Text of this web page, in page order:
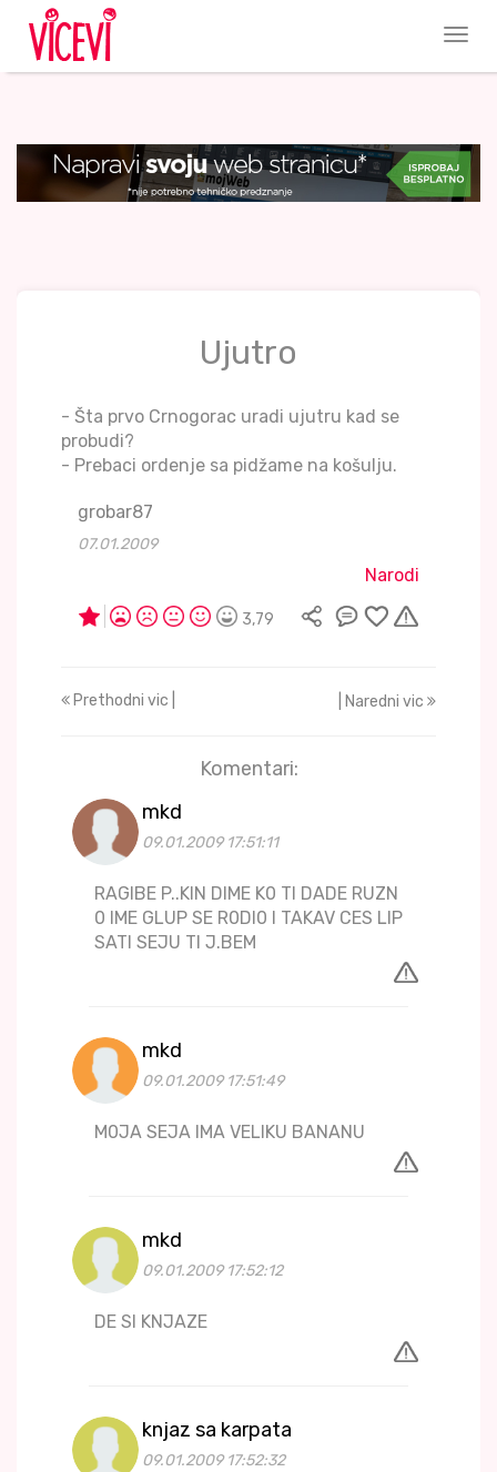
Ujutro
- Šta prvo Crnogorac uradi ujutru kad se
probudi?
- Prebaci ordenje sa pidžame na košulju.
grobar87
07.01.2009
Narodi
3,79
Prethodni vic | | Naredni vic
Komentari:
mkd
09.01.2009 17:51:11
RAGIBE P..KIN DIME K0 TI DADE RUZN
0 IME GLUP SE R0DI0 I TAKAV CES LIP
SATI SEJU TI J.BEM
mkd
09.01.2009 17:51:49
M0JA SEJA IMA VELIKU BANANU
mkd
09.01.2009 17:52:12
DE SI KNJAZE
knjaz sa karpata
09.01.2009 17:52:32